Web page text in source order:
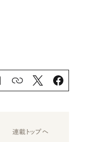
連載トップへ